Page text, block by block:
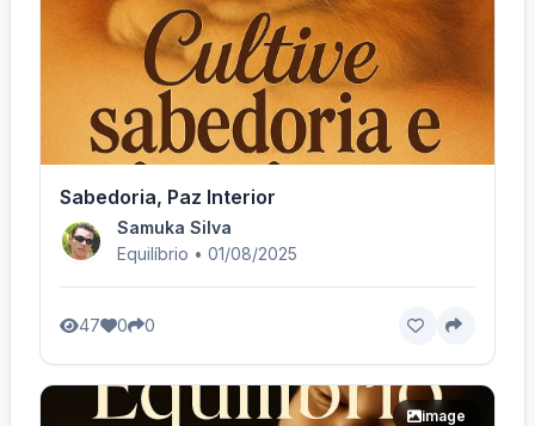
Sabedoria, Paz Interior
Samuka Silva
Equilíbrio • 01/08/2025
47 0 0
image